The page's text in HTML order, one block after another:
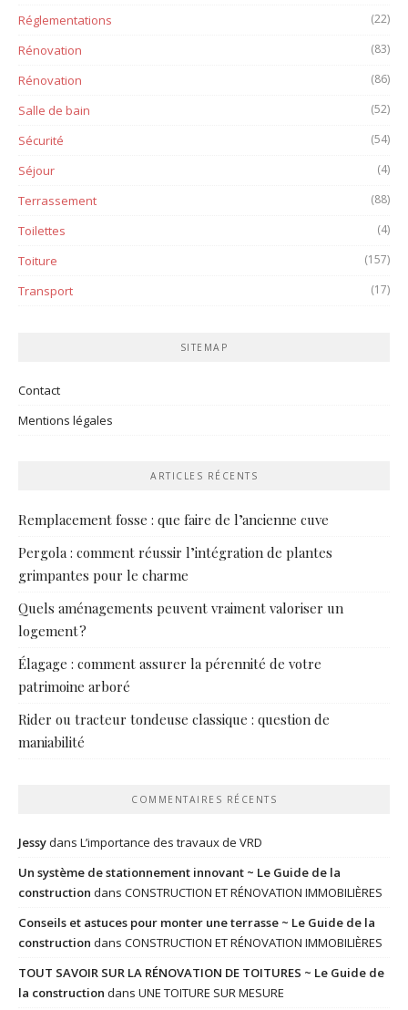
Réglementations (22)
Rénovation (83)
Rénovation (86)
Salle de bain (52)
Sécurité (54)
Séjour (4)
Terrassement (88)
Toilettes (4)
Toiture (157)
Transport (17)
SITEMAP
Contact
Mentions légales
ARTICLES RÉCENTS
Remplacement fosse : que faire de l’ancienne cuve
Pergola : comment réussir l’intégration de plantes
grimpantes pour le charme
Quels aménagements peuvent vraiment valoriser un
logement ?
Élagage : comment assurer la pérennité de votre
patrimoine arboré
Rider ou tracteur tondeuse classique : question de
maniabilité
COMMENTAIRES RÉCENTS
Jessydans L’importance des travaux de VRD
Un système de stationnement innovant ~ Le Guide de la
construction dans CONSTRUCTION ET RÉNOVATION IMMOBILIÈRES
Conseils et astuces pour monter une terrasse ~ Le Guide de la
construction dans CONSTRUCTION ET RÉNOVATION IMMOBILIÈRES
TOUT SAVOIR SUR LA RÉNOVATION DE TOITURES ~ Le Guide de
la construction dans UNE TOITURE SUR MESURE